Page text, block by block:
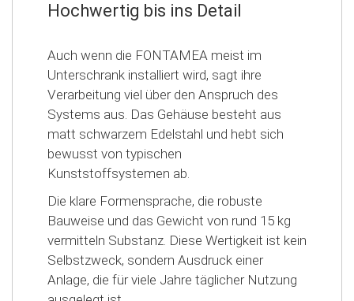
Hochwertig bis ins Detail
Auch wenn die FONTAMEA meist im
Unterschrank installiert wird, sagt ihre
Verarbeitung viel über den Anspruch des
Systems aus. Das Gehäuse besteht aus
matt schwarzem Edelstahl und hebt sich
bewusst von typischen
Kunststoffsystemen ab.
Die klare Formensprache, die robuste
Bauweise und das Gewicht von rund 15 kg
vermitteln Substanz. Diese Wertigkeit ist kein
Selbstzweck, sondern Ausdruck einer
Anlage, die für viele Jahre täglicher Nutzung